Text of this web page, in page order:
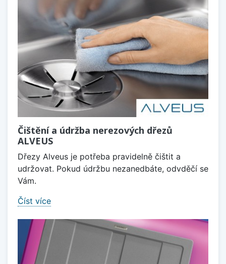
Čištění a údržba nerezových dřezů
ALVEUS
Dřezy Alveus je potřeba pravidelně čištit a
udržovat. Pokud údržbu nezanedbáte, odvděčí se
Vám.
Číst více